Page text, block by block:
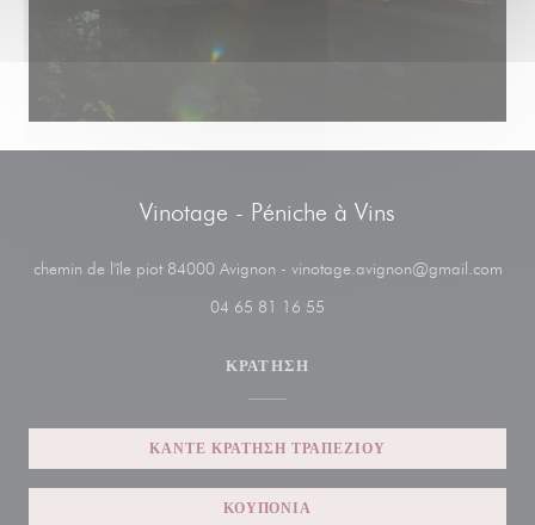
Vinotage - Péniche à Vins
chemin de l'île piot 84000 Avignon - vinotage.avignon@gmail.com
04 65 81 16 55
ΚΡΆΤΗΣΗ
ΚΆΝΤΕ ΚΡΆΤΗΣΗ ΤΡΑΠΕΖΙΟΎ
ΚΟΥΠΌΝΙΑ